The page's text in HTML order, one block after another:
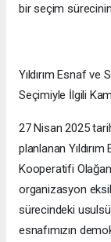
bir seçim
Yıldırım Esnaf
Seçimiyle İlgili
27 Nisan 2025
planlanan
Kooperatifi
organizasyon
sürecindeki
esnafımızın